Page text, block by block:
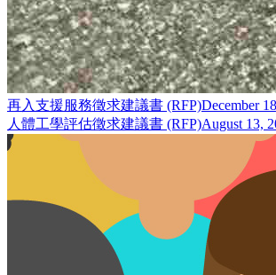
再入支援服務徵求建議書 (RFP)December
人體工學評估徵求建議書 (RFP)August 13,